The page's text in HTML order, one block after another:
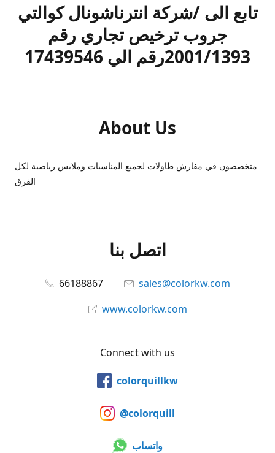
تابع الى /شركة انترناشونال كوالتي
جروب ترخيص تجاري رقم
2001/1393رقم الي 17439546
About Us
متخصصون في مفارش طاولات لجميع المناسبات وملابس رياضية لكل
الفرق
اتصل بنا
66188867
sales@colorkw.com
www.colorkw.com
Connect with us
colorquillkw
@colorquill
واتساب